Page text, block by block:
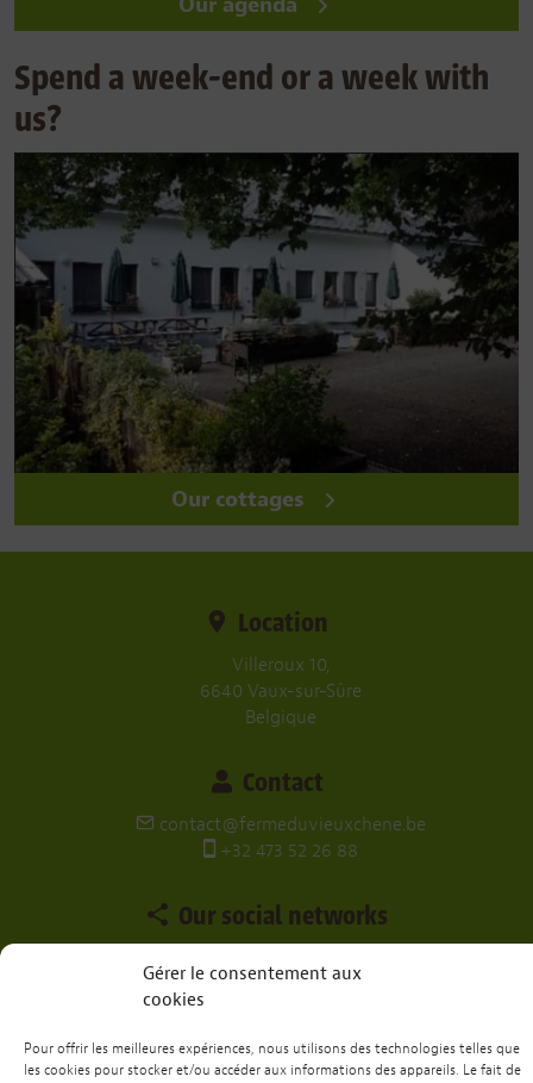
Gérer le consentement aux
cookies
Pour offrir les meilleures expériences, nous utilisons des technologies telles que
les cookies pour stocker et/ou accéder aux informations des appareils. Le fait de
Spend a week-end or a week with
us?
Our cottages
Location
Villeroux 10,
6640 Vaux-sur-Sûre
Belgique
Contact
contact@fermeduvieuxchene.be
+32 473 52 26 88
Our social networks
us?